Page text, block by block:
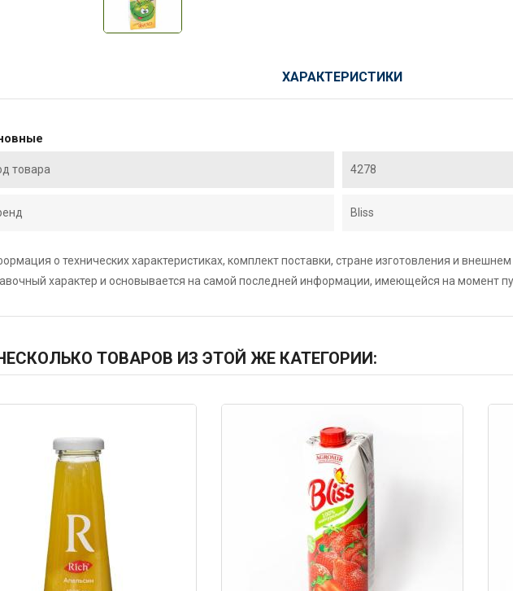
времени. Курьер Анвар, спасибо ему!
ХАРАКТЕРИСТИКИ
товара 4278
Bliss
о технических характеристиках, комплект поставки, стране изготовления и
характер и основывается на самой последней информации, имеющейся на момент
ТОВАРОВ ИЗ ЭТОЙ ЖЕ КАТЕГОРИИ: